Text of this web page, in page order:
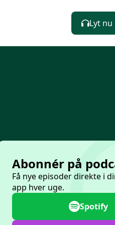
Lyt nu
Abonnér på
Få nye episoder direkte i
app hver uge.
Spotify